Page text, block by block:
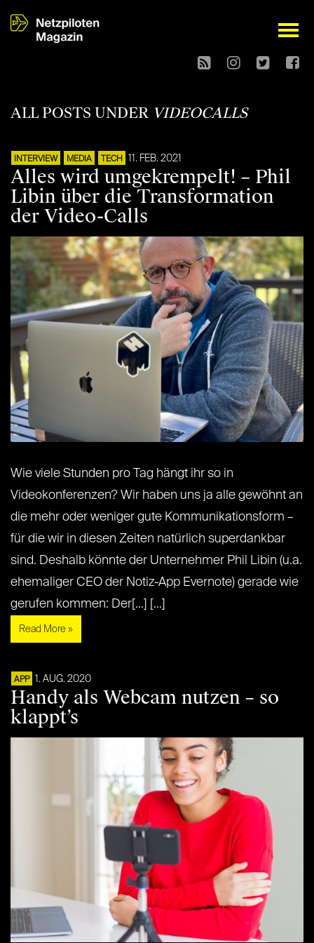
open
ALL POSTS UNDER VIDEOCALLS
INTERVIEW MEDIA TECH 11. FEB. 2021
Alles wird umgekrempelt! – Phil
Libin über die Transformation
der Video-Calls
Wie viele Stunden pro Tag hängt ihr so in
Videokonferenzen? Wir haben uns ja alle gewöhnt an
die mehr oder weniger gute Kommunikationsform –
für die wir in diesen Zeiten natürlich superdankbar
sind. Deshalb könnte der Unternehmer Phil Libin (u.a.
ehemaliger CEO der Notiz-App Evernote) gerade wie
gerufen kommen: Der[...] [...]
Read More »
APP 1. AUG. 2020
Handy als Webcam nutzen – so
klappt’s